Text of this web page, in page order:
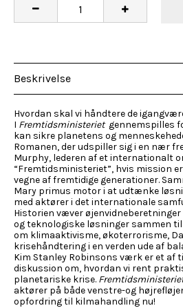
Beskrivelse
Hvordan skal vi håndtere de
I Fremtidsministeriet gennemspilles
kan sikre planetens og
Romanen, der udspiller sig i en nær
Murphy, lederen af et internationalt
“Fremtidsministeriet”, hvis mission
vegne af fremtidige generationer.
Mary primus motor i at udtænke
med aktører i det internationale
Historien væver
og teknologiske løsninger sammen
om klimaaktivisme, økoterrorisme,
krisehåndtering i en verden ude af
Kim Stanley Robinsons værk er et af
diskussion om, hvordan vi rent
planetariske krise.
aktører på både venstre-og
opfordring til kilmahandling nu!